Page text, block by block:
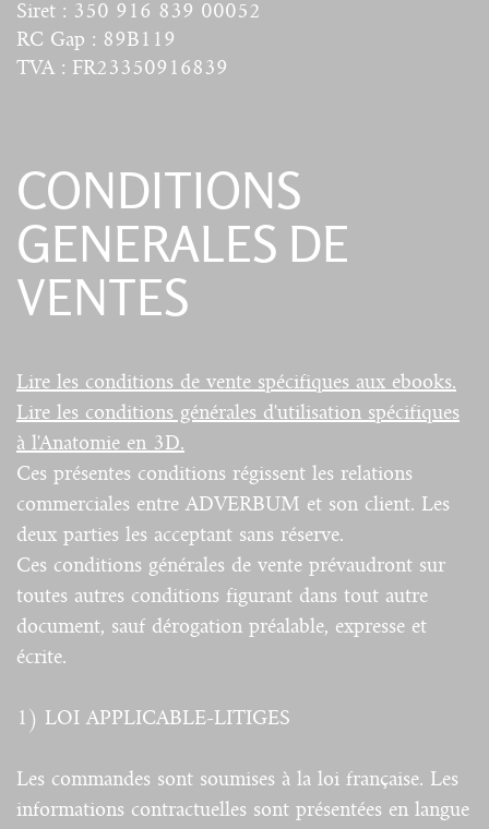
Siret : 350 916 839 00052
RC Gap : 89B119
TVA : FR23350916839
CONDITIONS
GENERALES DE
VENTES
Lire les conditions de vente spécifiques aux ebooks.
Lire les conditions générales d'utilisation spécifiques
à l'Anatomie en 3D.
Ces présentes conditions régissent les relations
commerciales entre ADVERBUM et son client. Les
deux parties les acceptant sans réserve.
Ces conditions générales de vente prévaudront sur
toutes autres conditions figurant dans tout autre
document, sauf dérogation préalable, expresse et
écrite.
1) LOI APPLICABLE-LITIGES
Les commandes sont soumises à la loi française. Les
informations contractuelles sont présentées en langue